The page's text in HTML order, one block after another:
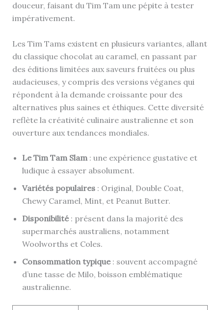
douceur, faisant du Tim Tam une pépite à tester
impérativement.
Les Tim Tams existent en plusieurs variantes, allant
du classique chocolat au caramel, en passant par
des éditions limitées aux saveurs fruitées ou plus
audacieuses, y compris des versions véganes qui
répondent à la demande croissante pour des
alternatives plus saines et éthiques. Cette diversité
reflète la créativité culinaire australienne et son
ouverture aux tendances mondiales.
Le Tim Tam Slam: une expérience gustative et
ludique à essayer absolument.
Variétés populaires: Original, Double Coat,
Chewy Caramel, Mint, et Peanut Butter.
Disponibilité: présent dans la majorité des
supermarchés australiens, notamment
Woolworths et Coles.
Consommation typique: souvent accompagné
d’une tasse de Milo, boisson emblématique
australienne.